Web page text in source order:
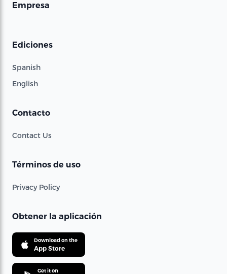
Empresa
Ediciones
Spanish
English
Contacto
Contact Us
Términos de uso
Privacy Policy
Obtener la aplicación
Download on the
App Store
Get it on